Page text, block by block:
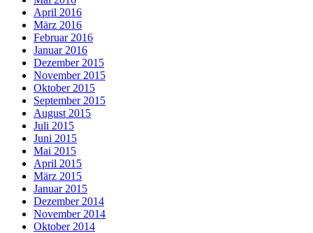
April 2016
März 2016
Februar 2016
Januar 2016
Dezember 2015
November 2015
Oktober 2015
September 2015
August 2015
Juli 2015
Juni 2015
Mai 2015
April 2015
März 2015
Januar 2015
Dezember 2014
November 2014
Oktober 2014